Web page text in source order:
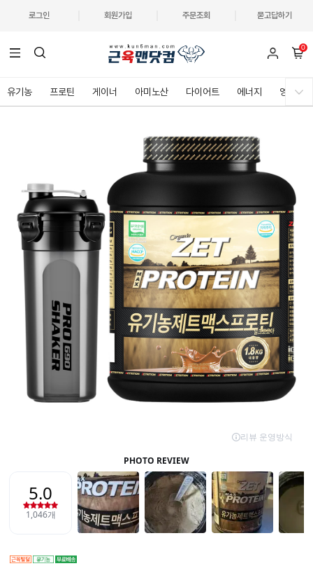
로그인 회원가입 주문조회 묻고답하기
0
유기농 프로틴 게이너 아미노산 다이어트 에너지 영양제